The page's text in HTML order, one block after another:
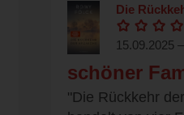
Die
15.09.2025
schöner
"Die Rückkehr